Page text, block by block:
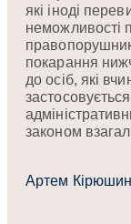
які іноді
неможливості
покарання
до осіб, які
законом
Артем